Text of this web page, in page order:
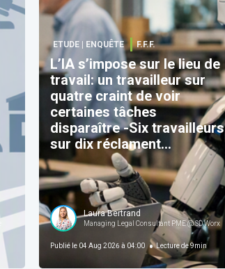
ETUDE | ENQUÊTE F.F.F.
L’IA s’impose sur le lieu de
travail: un travailleur sur
quatre craint de voir
certaines tâches
disparaître -Six travailleurs
sur dix réclament
davantage de
transparence
Laura Bertrand
Managing Legal Consultant PME @ SD Worx
Publié le04 Aug 2026 à 04:00 Lecture de9min